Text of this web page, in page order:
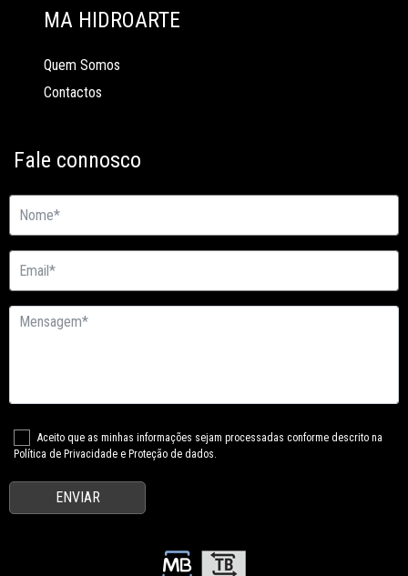
MA HIDROARTE
Quem Somos
Contactos
Fale connosco
Aceito que as minhas informações sejam processadas conforme descrito na
Política de Privacidade e Proteção de dados.
ENVIAR